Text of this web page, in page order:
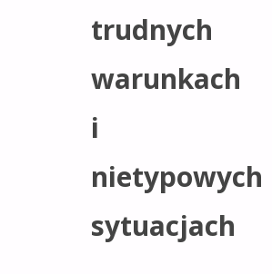
trudnych
warunkach
i
nietypowych
sytuacjach